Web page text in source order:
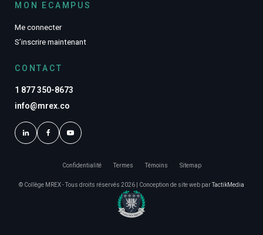
MON ECAMPUS
Me connecter
S’inscrire maintenant
CONTACT
1 877 350-8673
info@mrex.co
© Collège MREX - Tous droits réservés 2026 | Conception de site web parTactikMedia
Confidentialité Termes Témoins Sitemap